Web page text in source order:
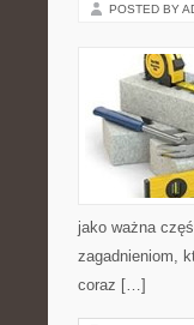
POSTED BY
jako ważna
zagadnieniom,
coraz […]